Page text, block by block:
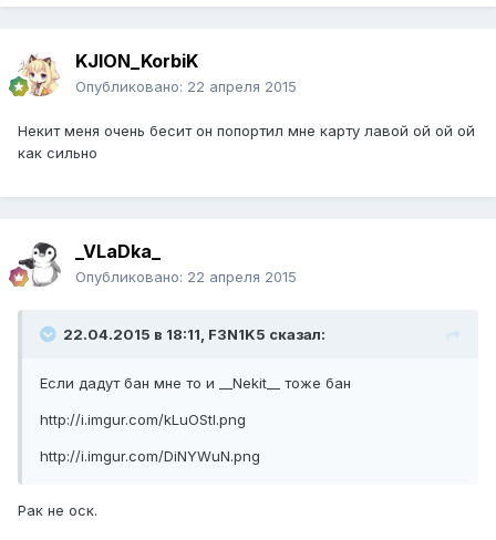
KJION_KorbiK
Опубликовано: 22 апреля 2015
Некит меня очень бесит он попортил мне карту лавой ой ой ой
как сильно
_VLaDka_
Опубликовано: 22 апреля 2015
22.04.2015 в 18:11, F3N1K5 сказал:
Если дадут бан мне то и __Nekit__ тоже бан
http://i.imgur.com/kLuOStl.png
http://i.imgur.com/DiNYWuN.png
Рак не оск.